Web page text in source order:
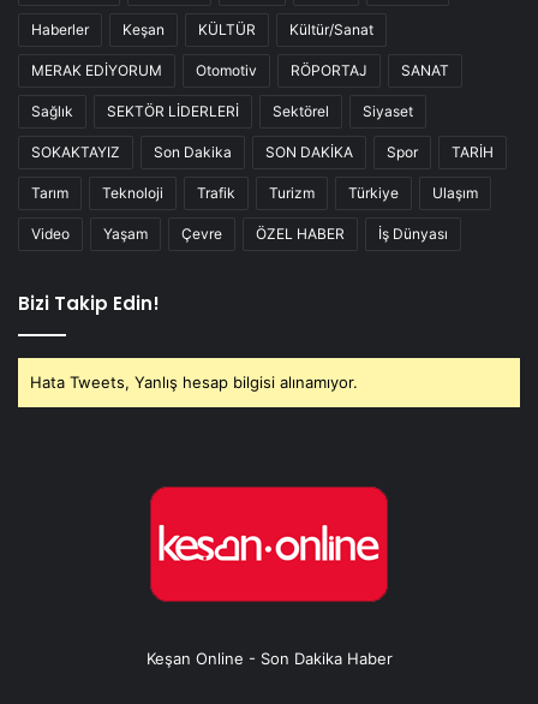
Haberler Keşan KÜLTÜR Kültür/Sanat
MERAK EDİYORUM Otomotiv RÖPORTAJ SANAT
Sağlık SEKTÖR LİDERLERİ Sektörel Siyaset
SOKAKTAYIZ Son Dakika SON DAKİKA Spor TARİH
Tarım Teknoloji Trafik Turizm Türkiye Ulaşım
Video Yaşam Çevre ÖZEL HABER İş Dünyası
Bizi Takip Edin!
Hata Tweets, Yanlış hesap bilgisi alınamıyor.
Keşan Online - Son Dakika Haber